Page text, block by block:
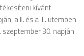
kívánt
a II. és a III. ütemben
30. napján